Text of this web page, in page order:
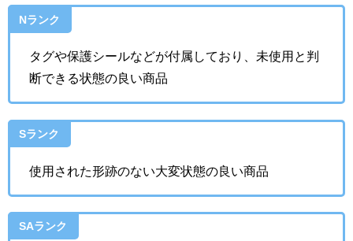
Nランク
タグや保護シールなどが付属しており、未使用と判
断できる状態の良い商品
Sランク
使用された形跡のない大変状態の良い商品
SAランク